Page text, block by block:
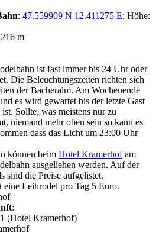
: 47.559909 N 12.411275 E; Höhe:
m
ist fast immer bis 24 Uhr oder
Die Beleuchtungszeiten richten sich
der Bacheralm. Am Wochenende
es wird gewartet bis der letzte Gast
Sollte, was meistens nur zu
niemand mehr oben sein so kann es
dass das Licht um 23:00 Uhr
können beim Hotel Kramerhofam
ausgeliehen werden. Auf der
sind die Preise aufgelistet.
eine Leihrodel pro Tag 5 Euro.
:
(Hotel Kramerhof)